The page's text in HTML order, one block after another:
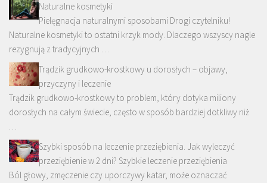
Naturalne kosmetyki
Pielęgnacja naturalnymi sposobami Drogi czytelniku!
Naturalne kosmetyki to ostatni krzyk mody. Dlaczego wszyscy nagle
rezygnują z tradycyjnych …
Trądzik grudkowo-krostkowy u dorosłych – objawy,
przyczyny i leczenie
Trądzik grudkowo-krostkowy to problem, który dotyka miliony
dorosłych na całym świecie, często w sposób bardziej dotkliwy niż
…
Szybki sposób na leczenie przeziębienia. Jak wyleczyć
przeziębienie w 2 dni? Szybkie leczenie przeziębienia
Ból głowy, zmęczenie czy uporczywy katar, może oznaczać